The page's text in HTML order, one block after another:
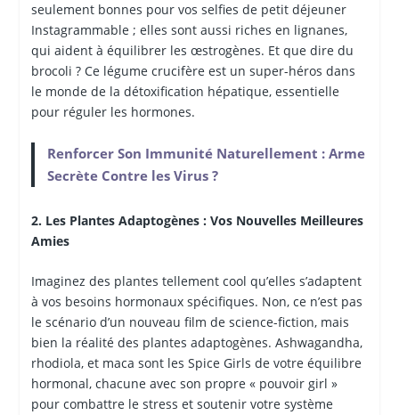
seulement bonnes pour vos selfies de petit déjeuner
Instagrammable ; elles sont aussi riches en lignanes,
qui aident à équilibrer les œstrogènes. Et que dire du
brocoli ? Ce légume crucifère est un super-héros dans
le monde de la détoxification hépatique, essentielle
pour réguler les hormones.
Renforcer Son Immunité Naturellement : Arme
Secrète Contre les Virus ?
2. Les Plantes Adaptogènes : Vos Nouvelles Meilleures
Amies
Imaginez des plantes tellement cool qu’elles s’adaptent
à vos besoins hormonaux spécifiques. Non, ce n’est pas
le scénario d’un nouveau film de science-fiction, mais
bien la réalité des plantes adaptogènes. Ashwagandha,
rhodiola, et maca sont les Spice Girls de votre équilibre
hormonal, chacune avec son propre « pouvoir girl »
pour combattre le stress et soutenir votre système